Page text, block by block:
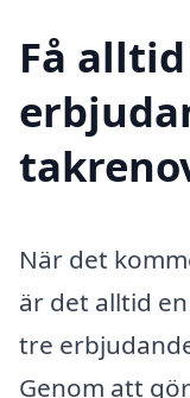
Få
När det
är det alltid
tre
Genom att